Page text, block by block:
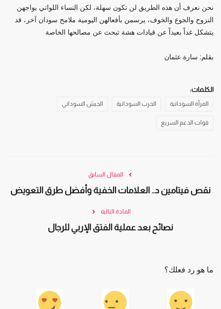
نحن نعرف أن هذه الطريق لن تكون سهلة، لكن النساء اللواتي يواجهن
النزوح والجوع والخوف، يرسمن بأفعالهن اليومية ملامح سودان آخر، قد
يتشكل غداً بعيداً عن قيادات هشة تبحث عن مصالحها الخاصة
بقلم: سارة عثمان
الكلمات:
المرأة السودانية الحرب السودانية الجيش السوداني
قوات الدعم السريع
المقال السابق
نقص فيتامين د.. العلامات الخفية وأفضل طرق التعويض
المادة التالية
نصائح بعد عملية الفتق الإربي للرجال
ما هو رد فعلك؟